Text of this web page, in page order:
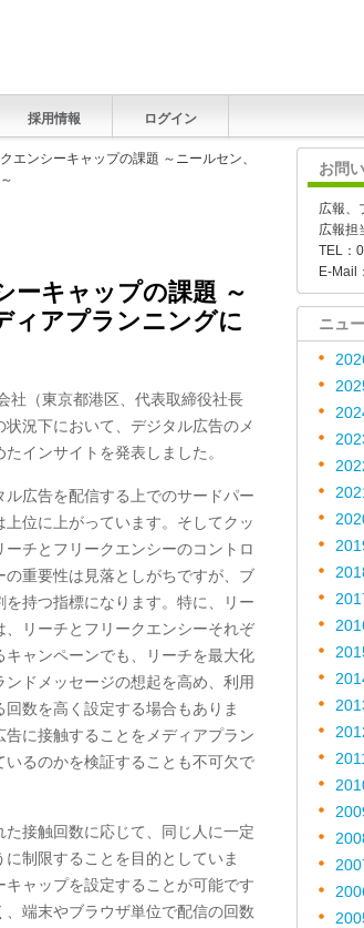
採用情報 ログイン
エンシーキャップの課題 ～ニールセン、
ーキャップの課題 ～
ィアプランニングに
社（東京都港区、代表取締役社長
況下において、デジタル広告のメ
インサイトを発表しました。
広告を配信する上でのサードパー
位に上がっています。そしてクッ
チとフリークエンシーのコントロ
重要性は見落としがちですが、ブ
持つ指標になります。特に、リー
リーチとフリークエンシーそれぞ
ャンペーンでも、リーチを最大化
ドメッセージの想起を高め、利用
数を高く設定する場合もありま
に接触することをメディアプラン
るのかを検証することも不可欠で
接触回数に応じて、同じ人に一定
制限することを目的としていま
ャップを設定することが可能です
端末やブラウザ単位で配信の回数
お問
広報、
広報担
TEL：
E-Mail：
ニュ